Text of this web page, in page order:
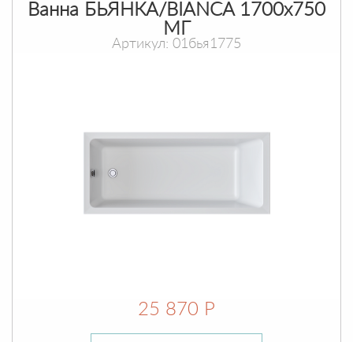
Ванна БЬЯНКА/BIANCA 1700х750
МГ
Артикул: 01бья1775
25 870 Р